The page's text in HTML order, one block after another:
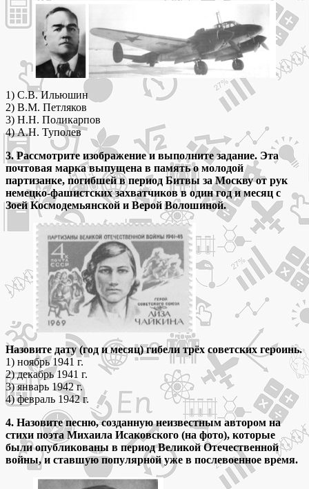
1) С.В. Ильюшин
2) В.М. Петляков
3) Н.Н. Поликарпов
4) А.Н. Туполев
3. Рассмотрите изображение и выполните задание. Эта
почтовая марка выпущена в память о молодой
партизанке, погибшей в период Битвы за Москву от рук
немецко-фашистских захватчиков в один год и месяц с
Зоей Космодемьянской и Верой Волошиной.
Назовите дату (год и месяц) гибели трёх советских героинь.
1) ноябрь 1941 г.
2) декабрь 1941 г.
3) январь 1942 г.
4) февраль 1942 г.
4. Назовите песню, созданную неизвестным автором на
стихи поэта Михаила Исаковского (на фото), которые
были опубликованы в период Великой Отечественной
войны, и ставшую популярной уже в послевоенное время.